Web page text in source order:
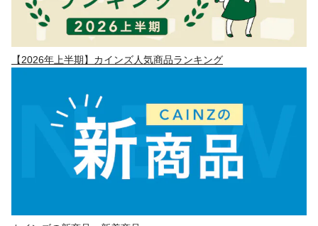
【2026年上半期】カインズ人気商品ランキング